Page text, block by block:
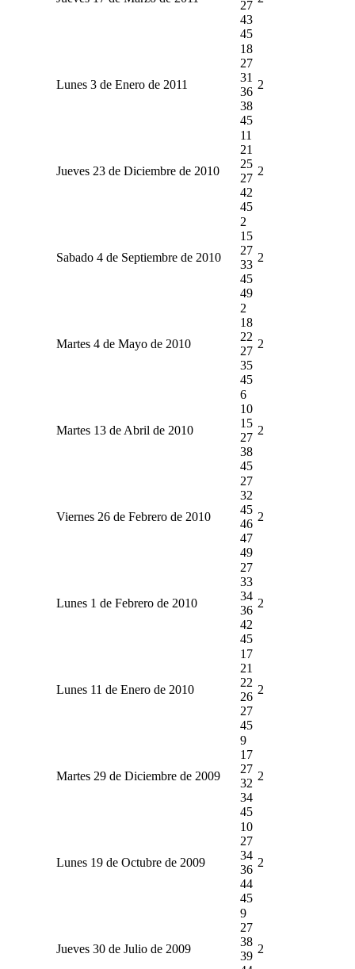
27
43
45
Lunes 3 de Enero de 2011
18
27
31
36
38
45
2
Jueves 23 de Diciembre de 2010
11
21
25
27
42
45
2
Sabado 4 de Septiembre de 2010
2
15
27
33
45
49
2
Martes 4 de Mayo de 2010
2
18
22
27
35
45
2
Martes 13 de Abril de 2010
6
10
15
27
38
45
2
Viernes 26 de Febrero de 2010
27
32
45
46
47
49
2
Lunes 1 de Febrero de 2010
27
33
34
36
42
45
2
Lunes 11 de Enero de 2010
17
21
22
26
27
45
2
Martes 29 de Diciembre de 2009
9
17
27
32
34
45
2
Lunes 19 de Octubre de 2009
10
27
34
36
44
45
2
Jueves 30 de Julio de 2009
9
27
38
39
2